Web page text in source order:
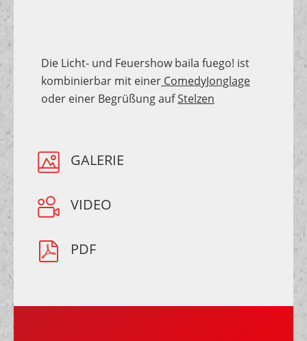
Die Licht- und Feuershow baila fuego! ist
kombinierbar mit einer ComedyJonglage
oder einer Begrüßung aufStelzen
GALERIE
VIDEO
PDF